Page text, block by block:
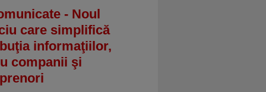
- Noul
care simplifică
informaţiilor,
companii şi